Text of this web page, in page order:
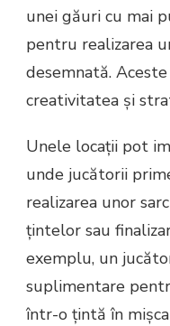
unei găuri cu mai
pentru realizarea
desemnată.
creativitatea și
Unele locații pot
unde jucătorii
realizarea unor
țintelor sau
exemplu, un
suplimentare
într-o țintă în